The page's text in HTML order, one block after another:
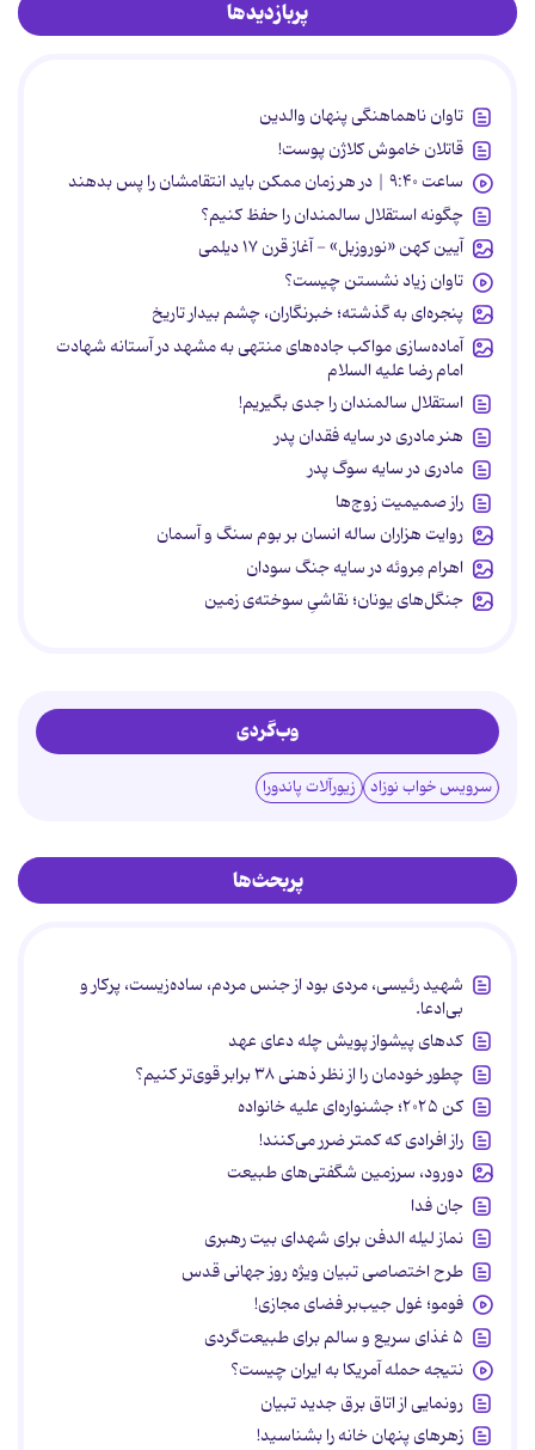
پربازدیدها
تاوان ناهماهنگی پنهان والدین
قاتلان خاموش کلاژن پوست!
ساعت ۹:۴۰ | در هر زمان ممکن باید انتقامشان را پس بدهند
چگونه استقلال سالمندان را حفظ کنیم؟
آیین کهن «نوروزبل» - آغاز قرن ۱۷ دیلمی
تاوان زیاد نشستن چیست؟
پنجره‌ای به گذشته؛ خبرنگاران، چشم بیدار تاریخ
آماده‌سازی مواکب جاده‌های منتهی به مشهد در آستانه شهادت
امام رضا علیه السلام
استقلال سالمندان را جدی بگیریم!
هنر مادری در سایه‌ فقدان پدر
مادری در سایه سوگ پدر
راز صمیمیت زوج‌ها
روایت هزاران ساله انسان بر بوم سنگ و آسمان
اهرام مِروئه در سایه جنگ سودان
جنگل‌های یونان؛ نقاشیِ سوخته‌ی زمین
وب‌گردی
سرویس خواب نوزاد زیورآلات پاندورا
پربحث‌ها
شهید رئیسی، مردی بود از جنس مردم، ساده‌زیست، پرکار و
بی‌ادعا.
کدهای پیشواز پویش چله دعای عهد
چطور خودمان را از نظر ذهنی ۳۸ برابر قوی‌تر کنیم؟
کن ۲۰۲۵؛ جشنواره‌ای علیه خانواده
راز افرادی که کمتر ضرر می‌کنند!
دورود، سرزمین شگفتی‌های طبیعت
جان فدا
نماز لیله الدفن برای شهدای بیت رهبری
طرح اختصاصی تبیان ویژه روز جهانی قدس
فومو؛ غول جیب‌بر فضای مجازی!
۵ غذای سریع و سالم برای طبیعت‌گردی
نتیجه حمله آمریکا به ایران چیست؟
رونمایی از اتاق برق جدید تبیان
زهرهای پنهان خانه را بشناسید!